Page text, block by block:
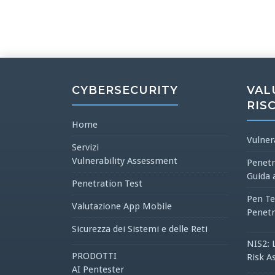
CYBERSECURITY
Home
Servizi
Vulnerability Assessment
Penetration Test
Valutazione App Mobile
Sicurezza dei Sistemi e delle Reti
PRODOTTI
AI Pentester
Guida
Pen
NIS2:
Risk